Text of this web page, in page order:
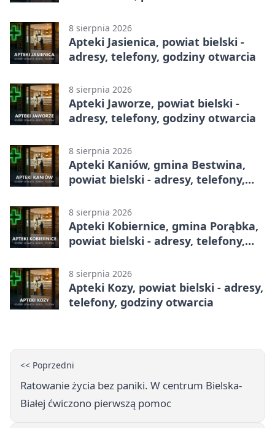
8 sierpnia 2026
Apteki Jasienica, powiat bielski -
adresy, telefony, godziny otwarcia
8 sierpnia 2026
Apteki Jaworze, powiat bielski -
adresy, telefony, godziny otwarcia
8 sierpnia 2026
Apteki Kaniów, gmina Bestwina,
powiat bielski - adresy, telefony,
8 sierpnia 2026
Apteki Kobiernice, gmina Porąbka,
powiat bielski - adresy, telefony,
8 sierpnia 2026
Apteki Kozy, powiat bielski - adresy,
telefony, godziny otwarcia
<< Poprzedni
Ratowanie życia bez paniki. W centrum Bielska-
Białej ćwiczono pierwszą pomoc